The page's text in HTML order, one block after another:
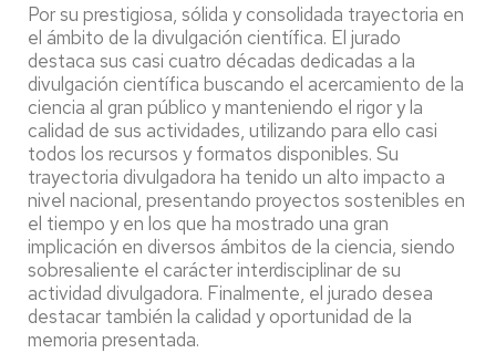
Por su prestigiosa, sólida y consolidada trayectoria en
el ámbito de la divulgación científica. El jurado
destaca sus casi cuatro décadas dedicadas a la
divulgación científica buscando el acercamiento de la
ciencia al gran público y manteniendo el rigor y la
calidad de sus actividades, utilizando para ello casi
todos los recursos y formatos disponibles. Su
trayectoria divulgadora ha tenido un alto impacto a
nivel nacional, presentando proyectos sostenibles en
el tiempo y en los que ha mostrado una gran
implicación en diversos ámbitos de la ciencia, siendo
sobresaliente el carácter interdisciplinar de su
actividad divulgadora. Finalmente, el jurado desea
destacar también la calidad y oportunidad de la
memoria presentada.